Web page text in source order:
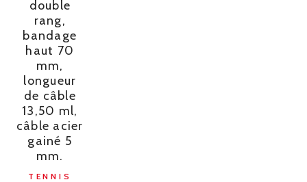
double
rang,
bandage
haut 70
mm,
longueur
de câble
13,50 ml,
câble acier
gainé 5
mm.
TENNIS